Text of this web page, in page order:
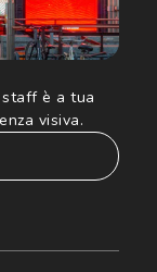
è a tua
visiva.